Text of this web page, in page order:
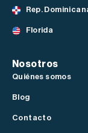
Rep.
Florida
Nosotros
Quiénes somos
Blog
Contacto